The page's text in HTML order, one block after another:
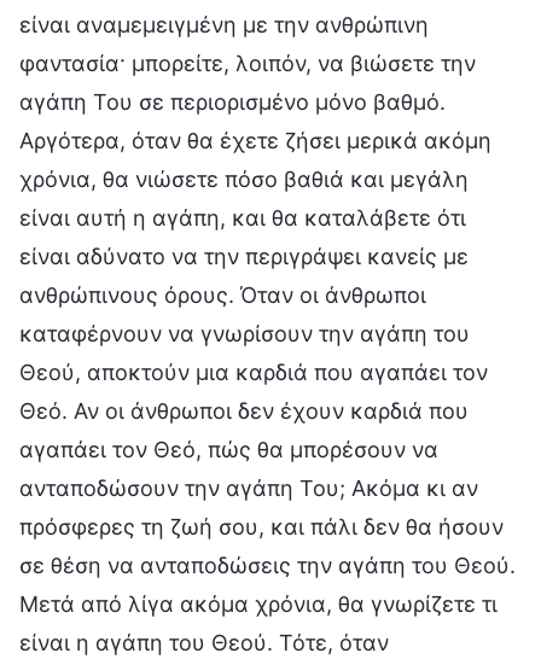
είναι αναμεμειγμένη με την ανθρώπινη
φαντασία· μπορείτε, λοιπόν, να βιώσετε την
αγάπη Του σε περιορισμένο μόνο βαθμό.
Αργότερα, όταν θα έχετε ζήσει μερικά ακόμη
χρόνια, θα νιώσετε πόσο βαθιά και μεγάλη
είναι αυτή η αγάπη, και θα καταλάβετε ότι
είναι αδύνατο να την περιγράψει κανείς με
ανθρώπινους όρους. Όταν οι άνθρωποι
καταφέρνουν να γνωρίσουν την αγάπη του
Θεού, αποκτούν μια καρδιά που αγαπάει τον
Θεό. Αν οι άνθρωποι δεν έχουν καρδιά που
αγαπάει τον Θεό, πώς θα μπορέσουν να
ανταποδώσουν την αγάπη Του; Ακόμα κι αν
πρόσφερες τη ζωή σου, και πάλι δεν θα ήσουν
σε θέση να ανταποδώσεις την αγάπη του Θεού.
Μετά από λίγα ακόμα χρόνια, θα γνωρίζετε τι
είναι η αγάπη του Θεού. Τότε, όταν